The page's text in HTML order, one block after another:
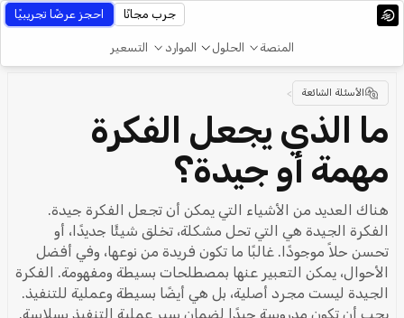
المنصة الحلول الموارد التسعير
جرب مجانًا احجز عرضًا تجريبيًا
الأسئلة الشائعة >
ما الذي يجعل الفكرة
مهمة أو جيدة؟
هناك العديد من الأشياء التي يمكن أن تجعل الفكرة جيدة.
الفكرة الجيدة هي التي تحل مشكلة، تخلق شيئًا جديدًا، أو
تحسن حلاً موجودًا. غالبًا ما تكون فريدة من نوعها، وفي أفضل
الأحوال، يمكن التعبير عنها بمصطلحات بسيطة ومفهومة. الفكرة
الجيدة ليست مجرد أصلية، بل هي أيضًا بسيطة وعملية للتنفيذ.
يجب أن تكون مدروسة جيدًا لضمان سير عملية التنفيذ بسلاسة.